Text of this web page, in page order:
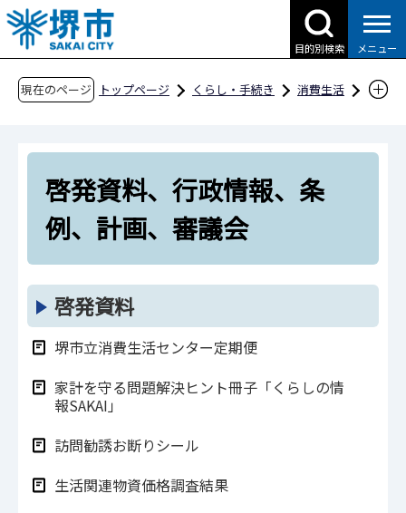
こ
の
ペ
目的別検索 メニュー
現在のページ トップページ くらし・手続き
消費生活
啓発資料、行政情報、条
例、計画、審議会
啓発資料
堺市立消費生活センター定期便
家計を守る問題解決ヒント冊子「くらしの情
報SAKAI」
訪問勧誘お断りシール
生活関連物資価格調査結果